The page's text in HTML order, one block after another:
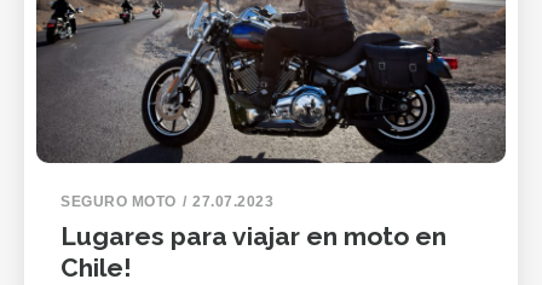
SEGURO MOTO 27.07.2023
Lugares para viajar en moto en
Chile!